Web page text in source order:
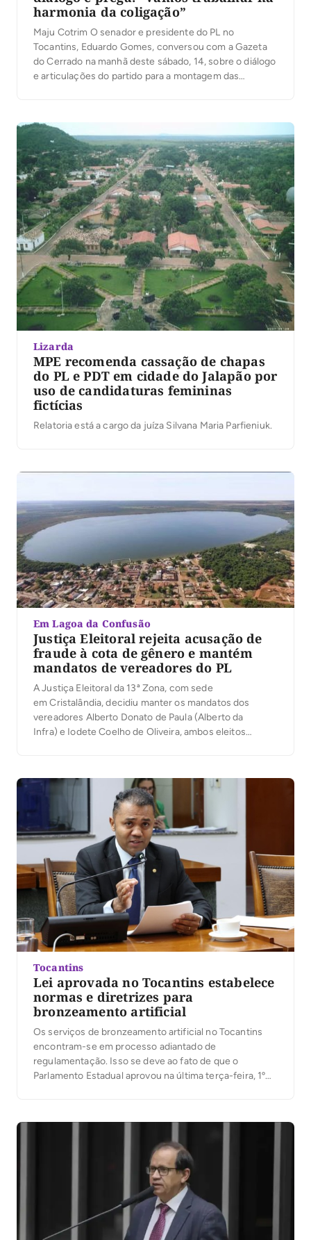
harmonia da coligação”
Maju Cotrim O senador e presidente do PL no
Tocantins, Eduardo Gomes, conversou com a Gazeta
do Cerrado na manhã deste sábado, 14, sobre o diálogo
e articulações do partido para a montagem das
concorrência interna, […]
Lizarda
MPE recomenda cassação de chapas
do PL e PDT em cidade do Jalapão por
uso de candidaturas femininas
fictícias
Relatoria está a cargo da juíza Silvana Maria Parfieniuk.
Em Lagoa da Confusão
Justiça Eleitoral rejeita acusação de
fraude à cota de gênero e mantém
mandatos de vereadores do PL
A Justiça Eleitoral da 13ª Zona, com sede
em Cristalândia, decidiu manter os mandatos dos
vereadores Alberto Donato de Paula (Alberto da
Infra) e Iodete Coelho de Oliveira, ambos eleitos
Wellington Magalhães, considerou improcedente a
Ação de Investigação Judicial Eleitoral (AIJE) que pedia
a cassação da chapa do partido por […]
Tocantins
Lei aprovada no Tocantins estabelece
normas e diretrizes para
bronzeamento artificial
Os serviços de bronzeamento artificial no Tocantins
encontram-se em processo adiantado de
regulamentação. Isso se deve ao fato de que o
Parlamento Estadual aprovou na última terça-feira, 1º
de bronzeamento. De autoria do deputado Moisemar